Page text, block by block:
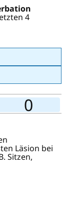
4
0
Läsion bei
Sitzen,